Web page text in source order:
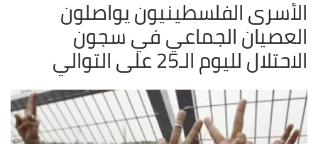
الأسرى الفلسطينيون يواصلون
العصيان الجماعي في سجون
الاحتلال لليوم الـ25 على التوالي